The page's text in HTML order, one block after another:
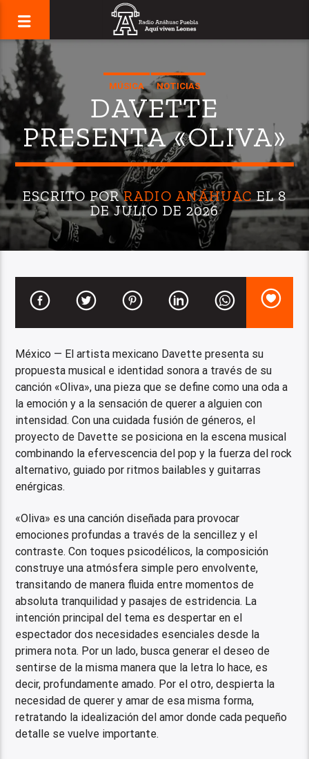
MÚSICA NOTICIAS
DAVETTE
PRESENTA «OLIVA»
ESCRITO PORRADIO ANÁHUACEL 8
DE JULIO DE 2026
México — El artista mexicano Davette presenta su
propuesta musical e identidad sonora a través de su
canción «Oliva», una pieza que se define como una oda a
la emoción y a la sensación de querer a alguien con
intensidad. Con una cuidada fusión de géneros, el
proyecto de Davette se posiciona en la escena musical
combinando la efervescencia del pop y la fuerza del rock
alternativo, guiado por ritmos bailables y guitarras
enérgicas.
«Oliva» es una canción diseñada para provocar
emociones profundas a través de la sencillez y el
contraste. Con toques psicodélicos, la composición
construye una atmósfera simple pero envolvente,
transitando de manera fluida entre momentos de
absoluta tranquilidad y pasajes de estridencia. La
intención principal del tema es despertar en el
espectador dos necesidades esenciales desde la
primera nota. Por un lado, busca generar el deseo de
sentirse de la misma manera que la letra lo hace, es
decir, profundamente amado. Por el otro, despierta la
necesidad de querer y amar de esa misma forma,
retratando la idealización del amor donde cada pequeño
detalle se vuelve importante.